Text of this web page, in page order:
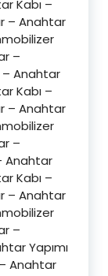
Kabı –
– Anahtar
–
– Anahtar
Kabı –
– Anahtar
–
Anahtar
Kabı –
– Anahtar
–
Yapımı
Anahtar